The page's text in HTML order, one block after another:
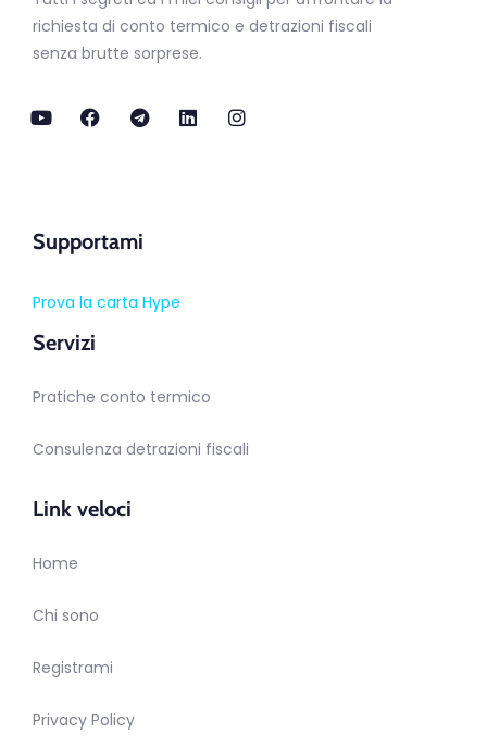
richiesta di conto termico e detrazioni fiscali
senza brutte sorprese.
Supportami
Prova la carta Hype
Servizi
Pratiche conto termico
Consulenza detrazioni fiscali
Link veloci
Home
Chi sono
Registrami
Privacy Policy